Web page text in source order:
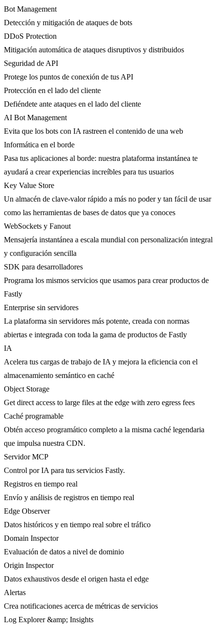
Bot Management
Detección y mitigación de ataques de bots
DDoS Protection
Mitigación automática de ataques disruptivos y distribuidos
Seguridad de API
Protege los puntos de conexión de tus API
Protección en el lado del cliente
Defiéndete ante ataques en el lado del cliente
AI Bot Management
Evita que los bots con IA rastreen el contenido de una web
Informática en el borde
Pasa tus aplicaciones al borde: nuestra plataforma instantánea te
ayudará a crear experiencias increíbles para tus usuarios
Key Value Store
Un almacén de clave-valor rápido a más no poder y tan fácil de usar
como las herramientas de bases de datos que ya conoces
WebSockets y Fanout
Mensajería instantánea a escala mundial con personalización integral
y configuración sencilla
SDK para desarrolladores
Programa los mismos servicios que usamos para crear productos de
Fastly
Enterprise sin servidores
La plataforma sin servidores más potente, creada con normas
abiertas e integrada con toda la gama de productos de Fastly
IA
Acelera tus cargas de trabajo de IA y mejora la eficiencia con el
almacenamiento semántico en caché
Object Storage
Get direct access to large files at the edge with zero egress fees
Caché programable
Obtén acceso programático completo a la misma caché legendaria
que impulsa nuestra CDN.
Servidor MCP
Control por IA para tus servicios Fastly.
Registros en tiempo real
Envío y análisis de registros en tiempo real
Edge Observer
Datos históricos y en tiempo real sobre el tráfico
Domain Inspector
Evaluación de datos a nivel de dominio
Origin Inspector
Datos exhaustivos desde el origen hasta el edge
Alertas
Crea notificaciones acerca de métricas de servicios
Log Explorer &amp; Insights